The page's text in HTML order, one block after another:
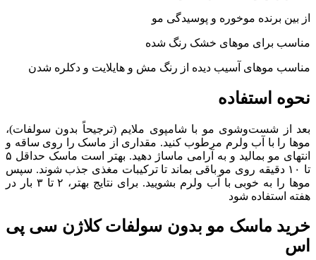
از بین برنده موخوره و پوسیدگی مو
مناسب برای موهای خشک رنگ شده
مناسب موهای آسیب دیده از رنگ مش و هایلایت و دکلره شدن
نحوه استفاده
بعد از شست‌وشوی مو با شامپوی ملایم (ترجیحاً بدون سولفات)،
موها را با آب ولرم مرطوب کنید. مقداری از ماسک را روی ساقه و
انتهای مو بمالید و به آرامی ماساژ دهید. بهتر است ماسک حداقل ۵
تا ۱۰ دقیقه روی مو باقی بماند تا ترکیبات مغذی جذب شوند. سپس
موها را به خوبی با آب ولرم بشویید. برای نتایج بهتر، ۲ تا ۳ بار در
هفته استفاده شود
خرید ماسک مو بدون سولفات کلاژن سی پی
اس